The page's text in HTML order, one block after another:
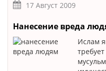
17 Август 2009
Нанесение вреда
Ислам